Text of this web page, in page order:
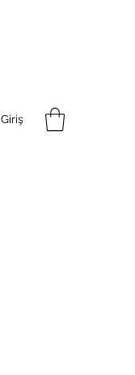
Giriş